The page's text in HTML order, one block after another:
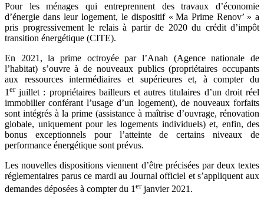
Pour les ménages qui entreprennent des travaux d’économie
d’énergie dans leur logement, le dispositif « Ma Prime Renov’ » a
pris progressivement le relais à partir de 2020 du crédit d’impôt
transition énergétique (CITE).
En 2021, la prime octroyée par l’Anah (Agence nationale de
l’habitat) s’ouvre à de nouveaux publics (propriétaires occupants
aux ressources intermédiaires et supérieures et, à compter du
1 erjuillet : propriétaires bailleurs et autres titulaires d’un droit réel
immobilier conférant l’usage d’un logement), de nouveaux forfaits
sont intégrés à la prime (assistance à maîtrise d’ouvrage, rénovation
globale, uniquement pour les logements individuels) et, enfin, des
bonus exceptionnels pour l’atteinte de certains niveaux de
performance énergétique sont prévus.
Les nouvelles dispositions viennent d’être précisées par deux textes
réglementaires parus ce mardi au Journal officiel et s’appliquent aux
demandes déposées à compter du 1 erjanvier 2021.